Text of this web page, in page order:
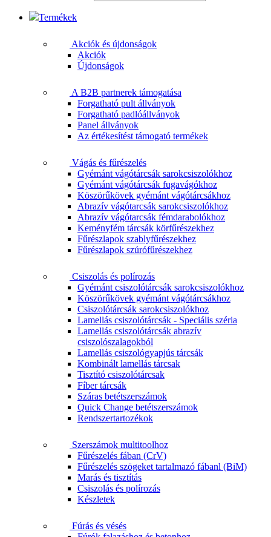
Termékek
Akciók és újdonságok
Akciók
Újdonságok
A B2B partnerek támogatása
Forgatható pult állványok
Forgatható padlóállványok
Panel állványok
Az értékesítést támogató termékek
Vágás és fűrészelés
Gyémánt vágótárcsák sarokcsiszolókhoz
Gyémánt vágótárcsák fugavágókhoz
Köszörűkövek gyémánt vágótárcsákhoz
Abrazív vágótarcsák sarokcsiszolókhoz
Abrazív vágótarcsák fémdarabolókhoz
Keményfém tárcsák körfűrészekhez
Fűrészlapok szablyfűrészekhez
Fűrészlapok szúrófűrészekhez
Csiszolás és polírozás
Gyémánt csiszolótárcsák sarokcsiszolókhoz
Köszörűkövek gyémánt vágótárcsákhoz
Csiszolótárcsák sarokcsiszolókhoz
Lamellás csiszolótárcsák - Speciális széria
Lamellás csiszolótárcsák abrazív
csiszolószalagokból
Lamellás csiszológyapjús tárcsák
Kombinált lamellás tárcsak
Tisztító csiszolótárcsak
Fíber tárcsák
Száras betétszerszámok
Quick Change betétszerszámok
Rendszertartozékok
Szerszámok multitoolhoz
Fűrészelés fában (CrV)
Fűrészelés szögeket tartalmazó fábanl (BiM)
Marás és tisztítás
Csiszolás és polírozás
Készletek
Fúrás és vésés